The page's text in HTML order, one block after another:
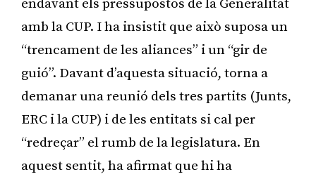
endavant els pressupostos de la Generalitat
amb la CUP. I ha insistit que això suposa un
“trencament de les aliances” i un “gir de
guió”. Davant d’aquesta situació, torna a
demanar una reunió dels tres partits (Junts,
ERC i la CUP) i de les entitats si cal per
“redreçar” el rumb de la legislatura. En
aquest sentit, ha afirmat que hi ha